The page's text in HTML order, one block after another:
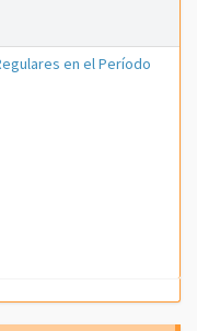
en el Período